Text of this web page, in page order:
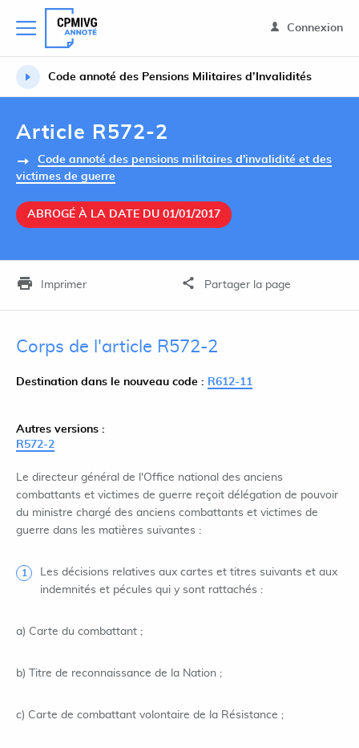
Connexion
Code annoté des Pensions Militaires d’Invalidités
Article R572-2
Code annoté des pensions militaires d'invalidité et des
victimes de guerre
ABROGÉ À LA DATE DU 01/01/2017
Imprimer Partager la page
Corps de l'article R572-2
Destination dans le nouveau code : R612-11
Autres versions :
R572-2
Le directeur général de l'Office national des anciens
combattants et victimes de guerre reçoit délégation de pouvoir
du ministre chargé des anciens combattants et victimes de
guerre dans les matières suivantes :
Les décisions relatives aux cartes et titres suivants et aux
indemnités et pécules qui y sont rattachés :
a) Carte du combattant ;
b) Titre de reconnaissance de la Nation ;
c) Carte de combattant volontaire de la Résistance ;